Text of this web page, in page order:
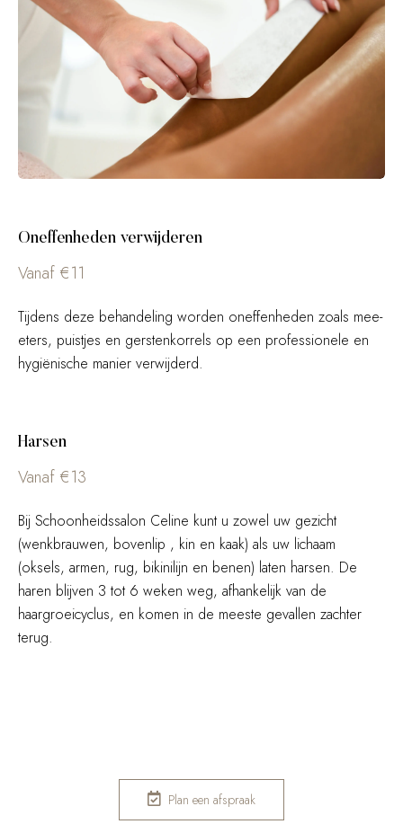
Oneffenheden verwijderen
Vanaf €11
Tijdens deze behandeling worden oneffenheden zoals mee-
eters, puistjes en gerstenkorrels op een professionele en
hygiënische manier verwijderd.
Harsen
Vanaf €13
Bij Schoonheidssalon Celine kunt u zowel uw gezicht
(wenkbrauwen, bovenlip , kin en kaak) als uw lichaam
(oksels, armen, rug, bikinilijn en benen) laten harsen. De
haren blijven 3 tot 6 weken weg, afhankelijk van de
haargroeicyclus, en komen in de meeste gevallen zachter
terug.
Plan een afspraak